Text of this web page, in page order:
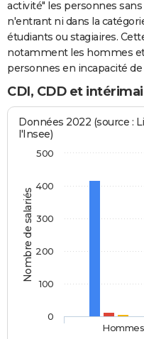
activité" les personnes
n'entrant ni dans la
étudiants ou stagiaires.
notamment les hommes
personnes en incapacité de
CDI, CDD et
Nombre de salariés
Données 2022 (source :
l'Insee)
Hommes
0
100
200
300
400
500